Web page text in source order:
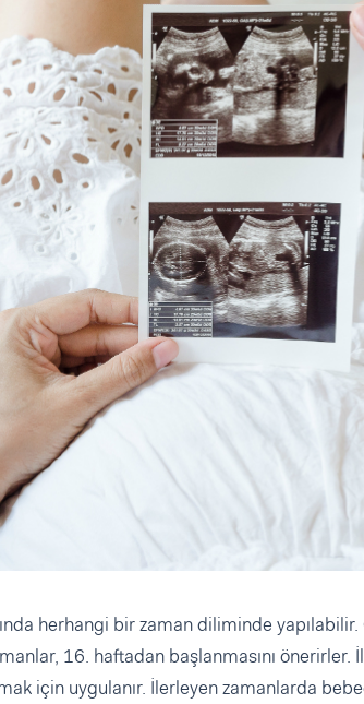
herhangi bir zaman diliminde
16. haftadan başlanmasını önerirler.
için uygulanır. İlerleyen zamanlarda